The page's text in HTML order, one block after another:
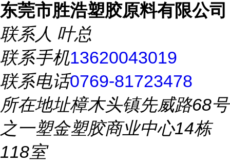
东莞市胜浩塑胶原料有限公司
联系人 叶总
联系手机13620043019
联系电话0769-81723478
所在地址樟木头镇先威路68号
之一塑金塑胶商业中心14栋
118室